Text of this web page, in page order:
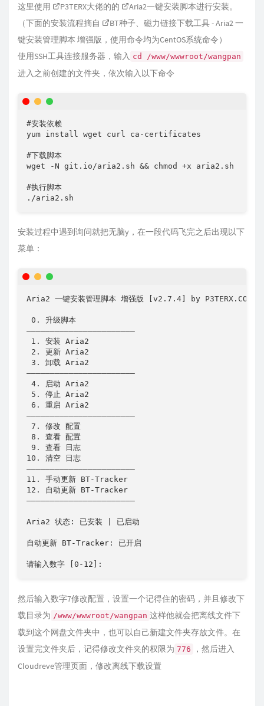
这里使用 P3TERX大佬的的 Aria2一键安装脚本进行安装。
（下面的安装流程摘自
BT种子、磁力链接下载工具 - Aria2 一
键安装管理脚本 增强版 ，使用命令均为CentOS系统命令）
使用SSH工具连接服务器，输入 cd /www/wwwroot/wangpan
进入之前创建的文件夹，依次输入以下命令
#安装依赖
yum install wget curl ca-certificates
#下载脚本
wget -N git.io/aria2.sh && chmod +x aria2.sh
#执行脚本
./aria2.sh
安装过程中遇到询问就把无脑y，在一段代码飞完之后出现以下
菜单：
Aria2 一键安装管理脚本 增强版 [v2.7.4] by P3TERX.COM
0. 升级脚本
———————————————————————
1. 安装 Aria2
2. 更新 Aria2
3. 卸载 Aria2
———————————————————————
4. 启动 Aria2
5. 停止 Aria2
6. 重启 Aria2
———————————————————————
7. 修改 配置
8. 查看 配置
9. 查看 日志
10. 清空 日志
———————————————————————
11. 手动更新 BT-Tracker
12. 自动更新 BT-Tracker
———————————————————————
Aria2 状态: 已安装 | 已启动
自动更新 BT-Tracker: 已开启
请输入数字 [0-12]:
然后输入数字7修改配置，设置一个记得住的密码，并且修改下
载目录为 /www/wwwroot/wangpan 这样他就会把离线文件下
载到这个网盘文件夹中，也可以自己新建文件夹存放文件。在
设置完文件夹后，记得修改文件夹的权限为 776
，然后进入
Cloudreve管理页面，修改离线下载设置